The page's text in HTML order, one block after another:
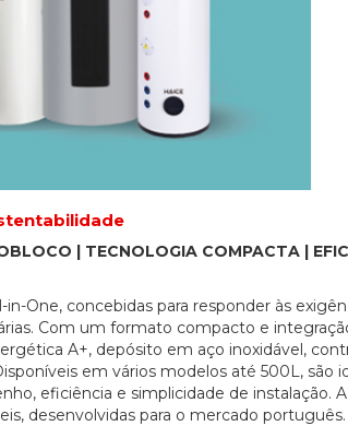
| TECNOLOGIA COMPACTA |
One, concebidas para responder às
Com um formato compacto e
A+, depósito em aço inoxidável,
em vários modelos até 500L, são
eficiência e simplicidade de instalação.
desenvolvidas para o mercado português.